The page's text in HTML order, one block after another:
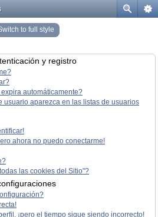
to full style
y registro
automáticamente?
usuario aparezca en las listas de usuarios
ahora no puedo conectarme!
las cookies del Sitio"?
¡pero el tiempo sigue siendo incorrecto!